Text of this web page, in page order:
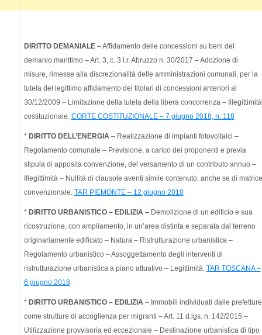
DIRITTO DEMANIALE– Affidamento delle concessioni su beni del
demanio marittimo – Art. 3, c. 3 l.r. Abruzzo n. 30/2017 – Adozione di
misure, rimesse alla discrezionalità delle amministrazioni comunali, per la
tutela del legittimo affidamento dei titolari di concessioni anteriori al
30/12/2009 – Limitazione della tutela della libera concorrenza – Illegittimità
costituzionale. CORTE COSTITUZIONALE – 7 giugno 2018, n. 118
* DIRITTO DELL’ENERGIA – Realizzazione di impianti fotovoltaici –
Regolamento comunale – Previsione, a carico dei proponenti e previa
stipula di apposita convenzione, del versamento di un contributo annuo –
Illegittimità – Nullità di clausole aventi simile contenuto, anche se di matrice
convenzionale. TAR PIEMONTE – 12 giugno 2018
* DIRITTO URBANISTICO – EDILIZIA –Demolizione di un edificio e sua
ricostruzione, con ampliamento, in un’area distinta e separata dal terreno
originariamente edificato – Natura – Ristrutturazione urbanistica –
Regolamento urbanistico – Assoggettamento degli interventi di
ristrutturazione urbanistica a piano attuativo – Legittimità. TAR TOSCANA –
6 giugno 2018
* DIRITTO URBANISTICO – EDILIZIA– Immobili individuati dalle prefetture
come strutture di accoglienza per migranti – Art. 11 d.lgs. n. 142/2015 –
Utilizzazione provvisoria ed eccezionale – Destinazione urbanistica di tipo